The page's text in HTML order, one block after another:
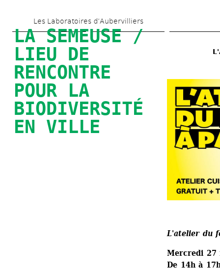
au
contenu
principal
Les Laboratoires d’Aubervilliers
LA SEMEUSE /
LIEU DE
RENCONTRE
POUR LA
BIODIVERSITÉ
EN VILLE
L'atelier du
Mercredi 27
De 14h à